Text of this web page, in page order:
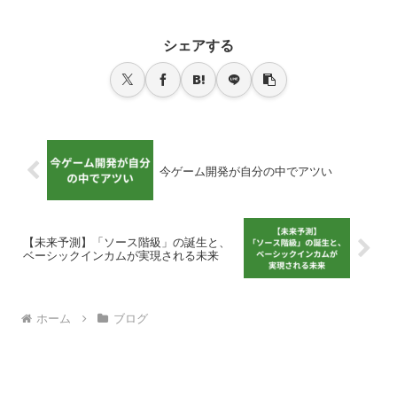
シェアする
今ゲーム開発が自分の中でアツい
【未来予測】「ソース階級」の誕生と、
ベーシックインカムが実現される未来
ホーム ブログ